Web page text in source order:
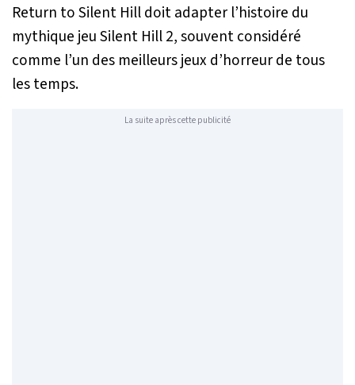
Return to Silent Hilldoit adapter l’histoire du
mythique jeuSilent Hill 2, souvent considéré
comme l’un des meilleurs jeux d’horreur de tous
les temps.
La suite après cette publicité